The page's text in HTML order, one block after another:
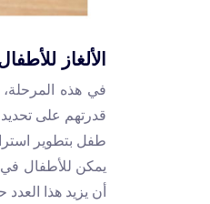
الألغاز للأطفال من
قدرتهم على
طفل بتطوير
أن يزيد هذا العدد حتى 500